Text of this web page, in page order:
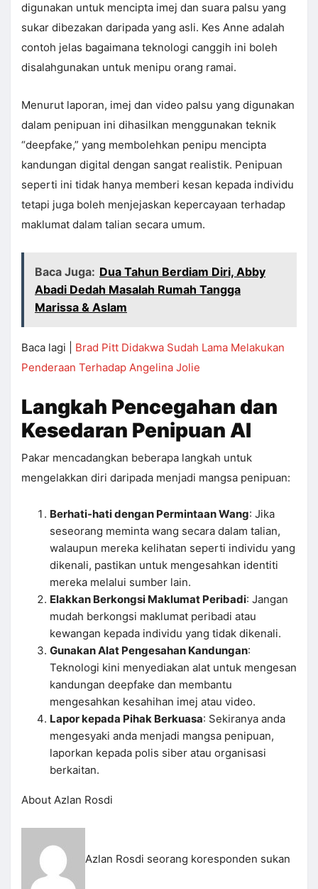
digunakan untuk mencipta imej dan suara palsu yang
sukar dibezakan daripada yang asli. Kes Anne adalah
contoh jelas bagaimana teknologi canggih ini boleh
disalahgunakan untuk menipu orang ramai.
Menurut laporan, imej dan video palsu yang digunakan
dalam penipuan ini dihasilkan menggunakan teknik
“deepfake,” yang membolehkan penipu mencipta
kandungan digital dengan sangat realistik. Penipuan
seperti ini tidak hanya memberi kesan kepada individu
tetapi juga boleh menjejaskan kepercayaan terhadap
maklumat dalam talian secara umum.
Baca Juga: Dua Tahun Berdiam Diri, Abby
Abadi Dedah Masalah Rumah Tangga
Marissa & Aslam
Baca lagi | Brad Pitt Didakwa Sudah Lama Melakukan
Penderaan Terhadap Angelina Jolie
Langkah Pencegahan dan
Kesedaran Penipuan AI
Pakar mencadangkan beberapa langkah untuk
mengelakkan diri daripada menjadi mangsa penipuan:
Berhati-hati dengan Permintaan Wang: Jika
seseorang meminta wang secara dalam talian,
walaupun mereka kelihatan seperti individu yang
dikenali, pastikan untuk mengesahkan identiti
mereka melalui sumber lain.
Elakkan Berkongsi Maklumat Peribadi: Jangan
mudah berkongsi maklumat peribadi atau
kewangan kepada individu yang tidak dikenali.
Gunakan Alat Pengesahan Kandungan:
Teknologi kini menyediakan alat untuk mengesan
kandungan deepfake dan membantu
mengesahkan kesahihan imej atau video.
Lapor kepada Pihak Berkuasa: Sekiranya anda
mengesyaki anda menjadi mangsa penipuan,
laporkan kepada polis siber atau organisasi
berkaitan.
About Azlan Rosdi
Azlan Rosdi seorang koresponden sukan